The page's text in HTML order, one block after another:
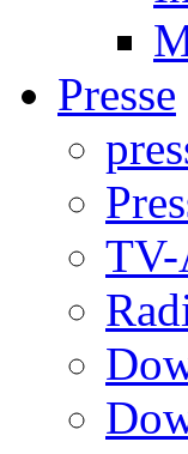
Presse